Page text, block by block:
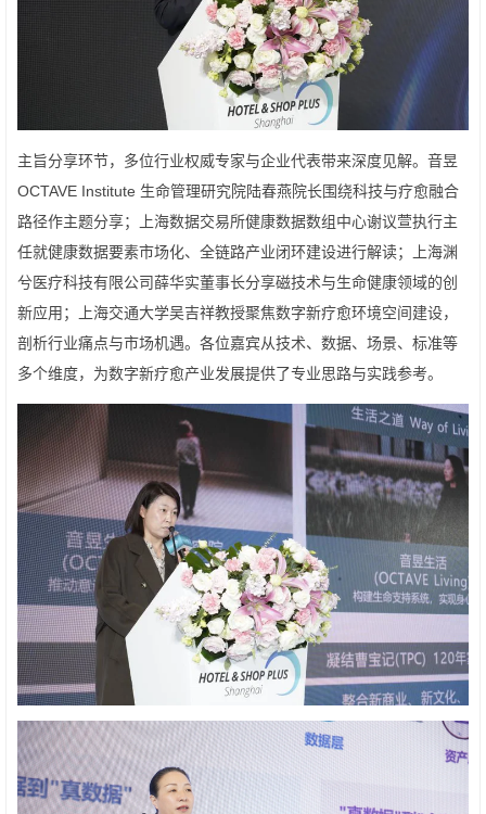
主旨分享环节，多位行业权威专家与企业代表带来深度见解。音昱
OCTAVE Institute 生命管理研究院陆春燕院长围绕科技与疗愈融合
路径作主题分享；上海数据交易所健康数据数组中心谢议萱执行主
任就健康数据要素市场化、全链路产业闭环建设进行解读；上海渊
兮医疗科技有限公司薛华实董事长分享磁技术与生命健康领域的创
新应用；上海交通大学吴吉祥教授聚焦数字新疗愈环境空间建设，
剖析行业痛点与市场机遇。各位嘉宾从技术、数据、场景、标准等
多个维度，为数字新疗愈产业发展提供了专业思路与实践参考。